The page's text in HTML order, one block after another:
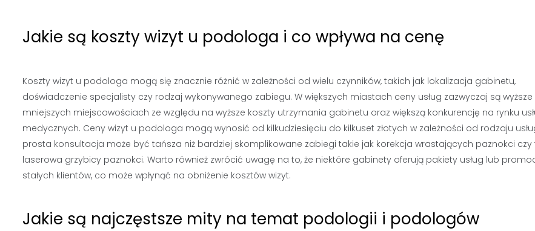
Jakie są koszty wizyt u podologa i co wpływa na cenę
Koszty wizyt u podologa mogą się znacznie różnić w zależności od wielu czynników, takich jak lokalizacja gabinetu,
doświadczenie specjalisty czy rodzaj wykonywanego zabiegu. W większych miastach ceny usług zazwyczaj są wyższe
mniejszych miejscowościach ze względu na wyższe koszty utrzymania gabinetu oraz większą konkurencję na rynku
medycznych. Ceny wizyt u podologa mogą wynosić od kilkudziesięciu do kilkuset złotych w zależności od rodzaju
prosta konsultacja może być tańsza niż bardziej skomplikowane zabiegi takie jak korekcja wrastających paznokci
laserowa grzybicy paznokci. Warto również zwrócić uwagę na to, że niektóre gabinety oferują pakiety usług lub
stałych klientów, co może wpłynąć na obniżenie kosztów wizyt.
Jakie są najczęstsze mity na temat podologii i podologów